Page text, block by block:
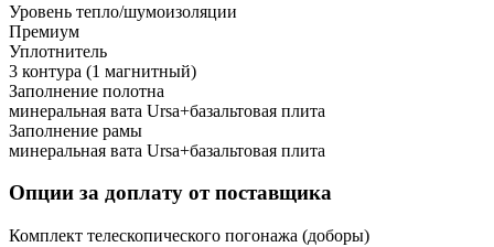
Уровень тепло/шумоизоляции
Премиум
Уплотнитель
3 контура (1 магнитный)
Заполнение полотна
минеральная вата Ursa+базальтовая плита
Заполнение рамы
минеральная вата Ursa+базальтовая плита
Опции за доплату от поставщика
Комплект телескопического погонажа (доборы)